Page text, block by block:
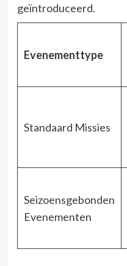
geïntroduceerd.
Evenementtype
Standaard Missies
Seizoensgebonden
Evenementen